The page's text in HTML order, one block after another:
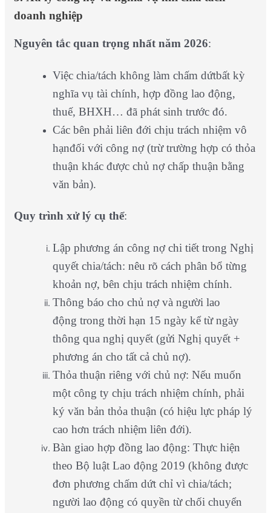
doanh nghiệp
Nguyên tắc quan trọng nhất năm 2026:
Việc chia/tách không làm chấm dứtbất kỳ
nghĩa vụ tài chính, hợp đồng lao động,
thuế, BHXH… đã phát sinh trước đó.
Các bên phải liên đới chịu trách nhiệm vô
hạnđối với công nợ (trừ trường hợp có thỏa
thuận khác được chủ nợ chấp thuận bằng
văn bản).
Quy trình xử lý cụ thể:
Lập phương án công nợ chi tiết trong Nghị
quyết chia/tách: nêu rõ cách phân bổ từng
khoản nợ, bên chịu trách nhiệm chính.
Thông báo cho chủ nợ và người lao
động trong thời hạn 15 ngày kể từ ngày
thông qua nghị quyết (gửi Nghị quyết +
phương án cho tất cả chủ nợ).
Thỏa thuận riêng với chủ nợ: Nếu muốn
một công ty chịu trách nhiệm chính, phải
ký văn bản thỏa thuận (có hiệu lực pháp lý
cao hơn trách nhiệm liên đới).
Bàn giao hợp đồng lao động: Thực hiện
theo Bộ luật Lao động 2019 (không được
đơn phương chấm dứt chỉ vì chia/tách;
người lao động có quyền từ chối chuyển